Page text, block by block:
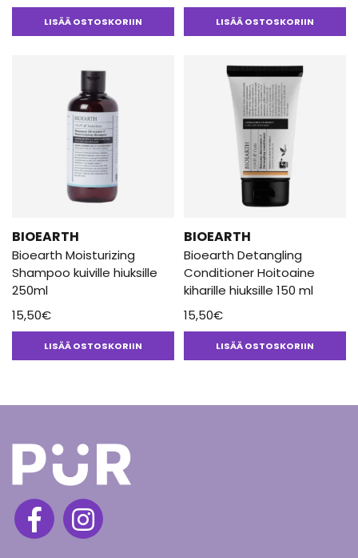
LISÄÄ OSTOSKORIIN LISÄÄ OSTOSKORIIN
BIOEARTH
Bioearth Moisturizing
Shampoo kuiville hiuksille
250ml
15,50€
LISÄÄ OSTOSKORIIN
BIOEARTH
Bioearth Detangling
Conditioner Hoitoaine
kiharille hiuksille 150 ml
15,50€
LISÄÄ OSTOSKORIIN